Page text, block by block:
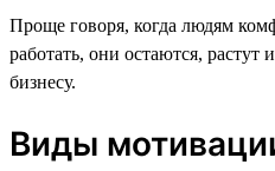
Проще говоря, когда людям
работать, они остаются,
бизнесу.
Виды